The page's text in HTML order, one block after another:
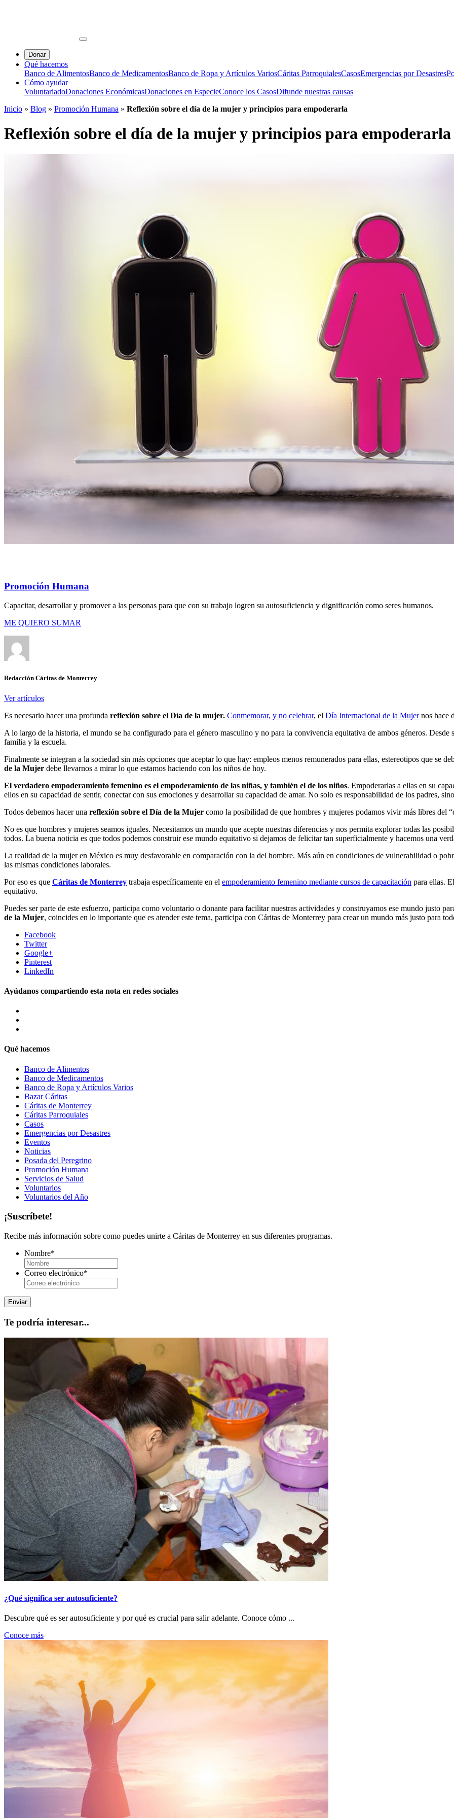
Donar
Qué hacemos
Banco de AlimentosBanco de MedicamentosBanco de Ropa y Artículos VariosCáritas ParroquialesCasosEmergencias por Desastres
Cómo ayudar
VoluntariadoDonaciones EconómicasDonaciones en EspecieConoce los CasosDifunde nuestras causas
Inicio » Blog » Promoción Humana » Reflexión sobre el día de la mujer y principios para empoderarla
Reflexión sobre el día de la mujer y principios para empoderarla
Promoción Humana
Capacitar, desarrollar y promover a las personas para que con su trabajo logren su autosuficiencia y dignificación como seres humanos.
ME QUIERO SUMAR
Redacción Cáritas de Monterrey
Ver artículos
Es necesario hacer una profunda reflexión sobre el Día de la mujer. Conmemorar, y no celebrar, el Día Internacional de la Mujernos hace
A lo largo de la historia, el mundo se ha configurado para el género masculino y no para la convivencia equitativa de ambos géneros.
familia y la escuela.
Finalmente se integran a la sociedad sin más opciones que aceptar lo que hay: empleos menos remunerados para ellas, estereotipos que se
de la Mujer debe llevarnos a mirar lo que estamos haciendo con los niños de hoy.
El verdadero empoderamiento femenino es el empoderamiento de las niñas, y también el de los niños. Empoderarlas a ellas en su
ellos en su capacidad de sentir, conectar con sus emociones y desarrollar su capacidad de amar. No solo es responsabilidad de los padres,
Todos debemos hacer una reflexión sobre el Día de la Mujer como la posibilidad de que hombres y mujeres podamos vivir más libres del
No es que hombres y mujeres seamos iguales. Necesitamos un mundo que acepte nuestras diferencias y nos permita explorar todas las
todos. La buena noticia es que todos podemos construir ese mundo equitativo si dejamos de felicitar tan superficialmente y hacemos una
La realidad de la mujer en México es muy desfavorable en comparación con la del hombre. Más aún en condiciones de vulnerabilidad o
las mismas condiciones laborales.
Por eso es que Cáritas de Monterrey trabaja específicamente en el empoderamiento femenino mediante cursos de capacitación para ellas.
equitativo.
Puedes ser parte de este esfuerzo, participa como voluntario o donante para facilitar nuestras actividades y construyamos ese mundo justo
de la Mujer, coincides en lo importante que es atender este tema, participa con Cáritas de Monterrey para crear un mundo más justo para
Facebook
Twitter
Google+
Pinterest
LinkedIn
Ayúdanos compartiendo esta nota en redes sociales
Qué hacemos
Banco de Alimentos
Banco de Medicamentos
Banco de Ropa y Artículos Varios
Bazar Cáritas
Cáritas de Monterrey
Cáritas Parroquiales
Casos
Emergencias por Desastres
Eventos
Noticias
Posada del Peregrino
Promoción Humana
Servicios de Salud
Voluntarios
Voluntarios del Año
¡Suscríbete!
Recibe más información sobre como puedes unirte a Cáritas de Monterrey en sus diferentes programas.
Nombre*
Correo electrónico*
Te podría interesar...
¿Qué significa ser autosuficiente?
Descubre qué es ser autosuficiente y por qué es crucial para salir adelante. Conoce cómo ...
Conoce más